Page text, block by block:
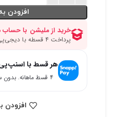
افزودن
هر قسط با
۴ قسط ماهانه. بدون سود، چک و ضامن.
افزودن